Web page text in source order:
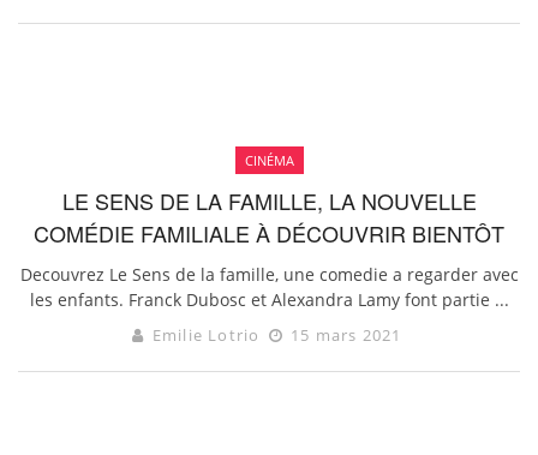
CINÉMA
LE SENS DE LA FAMILLE, LA NOUVELLE
COMÉDIE FAMILIALE À DÉCOUVRIR BIENTÔT
Decouvrez Le Sens de la famille, une comedie a regarder avec
les enfants. Franck Dubosc et Alexandra Lamy font partie ...
Emilie Lotrio 15 mars 2021